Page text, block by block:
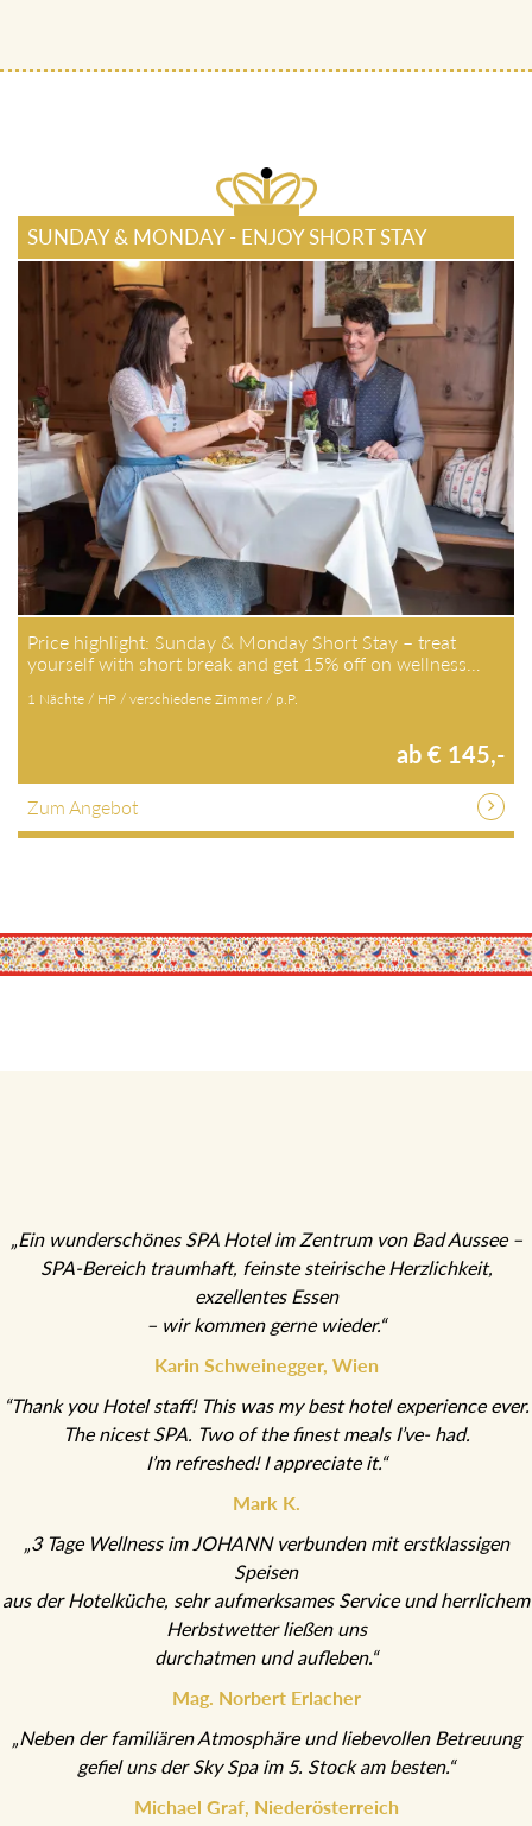
SUNDAY & MONDAY - ENJOY SHORT STAY
Price highlight: Sunday & Monday Short Stay – treat
yourself with short break and get 15% off on wellness…
1 Nächte / HP / verschiedene Zimmer / p.P.
ab € 145,-
Zum Angebot
„Ein wunderschönes SPA Hotel im Zentrum von Bad Aussee –
SPA-Bereich traumhaft, feinste steirische Herzlichkeit,
exzellentes Essen
– wir kommen gerne wieder.“
Karin Schweinegger, Wien
“Thank you Hotel staff! This was my best hotel experience ever.
The nicest SPA. Two of the finest meals I’ve- had.
I’m refreshed! I appreciate it.“
Mark K.
„3 Tage Wellness im JOHANN verbunden mit erstklassigen
Speisen
aus der Hotelküche, sehr aufmerksames Service und herrlichem
Herbstwetter ließen uns
durchatmen und aufleben.“
Mag. Norbert Erlacher
„Neben der familiären Atmosphäre und liebevollen Betreuung
gefiel uns der Sky Spa im 5. Stock am besten.“
Michael Graf, Niederösterreich